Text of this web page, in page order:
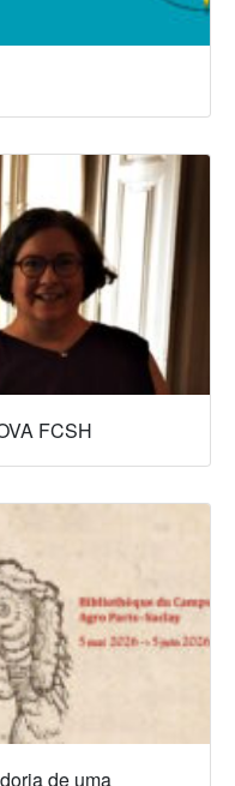
FCSH
de uma